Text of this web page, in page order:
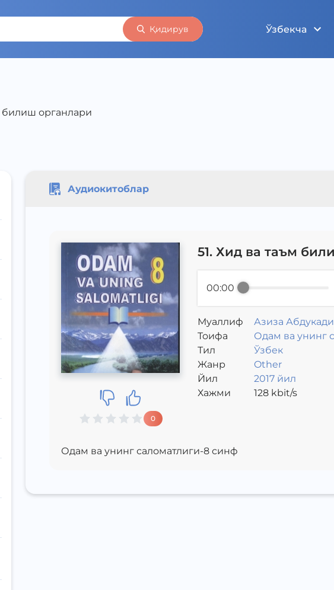
Қидирув Ўзбекча
билиш органлари
Аудиокитоблар
0
51. Хид ва таъм
00:00
Муаллиф
Азиза
Toифа
Одам ва унинг
Тил
Ўзбек
Жанр
Other
Йил
2017 йил
Хажми
128kbit/s
Одам ва унинг саломатлиги-8 синф